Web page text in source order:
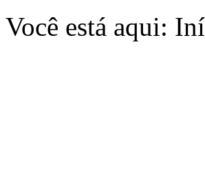
Você está aqui: